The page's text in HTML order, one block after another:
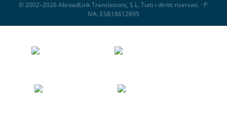
© 2002–2026 AbroadLink Translations, S.L. Tutti i diritti riservati. · P.
IVA: ESB18612895